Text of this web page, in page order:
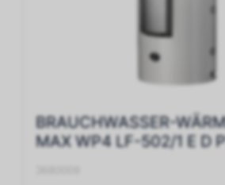
BRAUCHWASSER-
MAX WP4 LF-502/1 E D